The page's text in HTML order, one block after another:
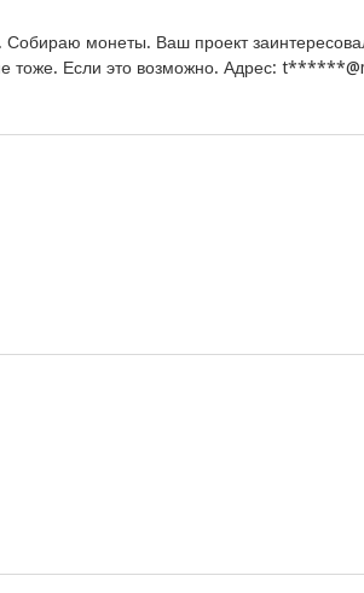
Собираю монеты. Ваш проект
тоже. Если это возможно. Адрес: